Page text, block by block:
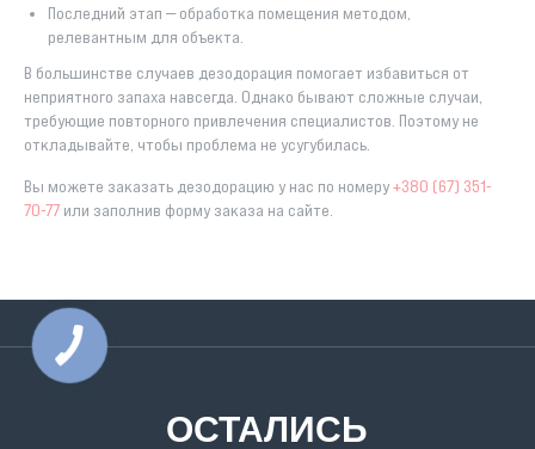
Последний этап — обработка помещения методом,
релевантным для объекта.
В большинстве случаев дезодорация помогает избавиться от
неприятного запаха навсегда. Однако бывают сложные случаи,
требующие повторного привлечения специалистов. Поэтому не
откладывайте, чтобы проблема не усугубилась.
Вы можете заказать дезодорацию у нас по номеру+380 (67) 351-
70-77 или заполнив форму заказа на сайте.
ОСТАЛИСЬ